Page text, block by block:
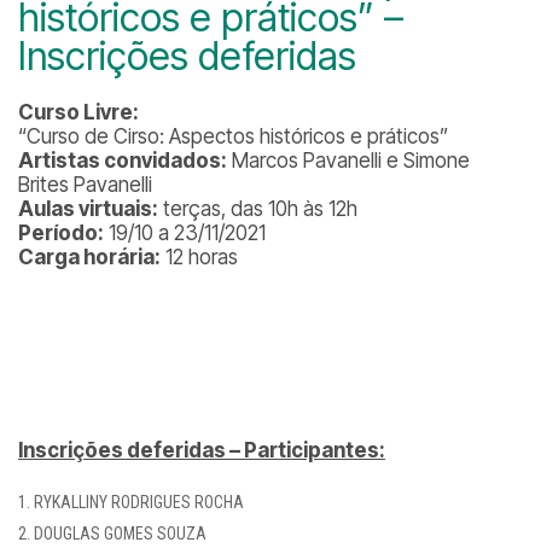
históricos e práticos” –
Inscrições deferidas
Curso Livre:
“Curso de Cirso: Aspectos históricos e práticos”
Artistas convidados: Marcos Pavanelli e Simone
Brites Pavanelli
Aulas virtuais: terças, das 10h às 12h
Período: 19/10 a 23/11/2021
Carga horária: 12 horas
Inscrições deferidas – Participantes:
RYKALLINY RODRIGUES ROCHA
DOUGLAS GOMES SOUZA